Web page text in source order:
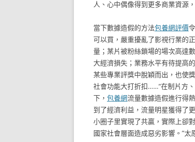
人、心中偶像得到更多商業資源
當下數據造假的方法包養網評價
可以買，嚴重擾亂了影視行業的
量；某片被粉絲鎖場的場次高達
大經濟損失；業務水平有待提高
某些專業評獎中脫穎而出，也使
社會功能大打折扣……“在制片方
下， 包養網流量數據造假進行得
到了經濟利益，流量明星獲得了
小圈子里實現了共贏，實際上卻
國家社會層面造成惡劣影響。”太